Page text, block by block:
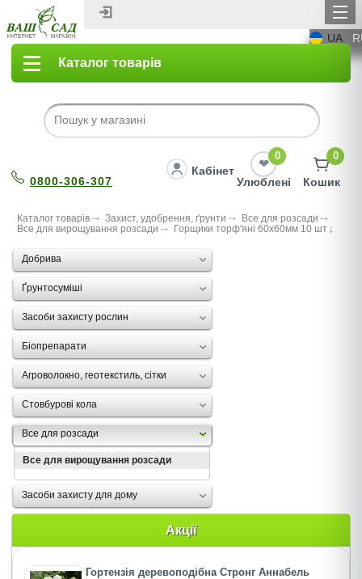
UA
Каталог товарів
0800-306-307
Кабінет
0
Улюблені
0
Кошик
Каталог товарів Захист, удобрення, ґрунти
Все для розсади
Все для вирощування розсади
Горщики торф'яні 60х60мм 10 шт
Добрива
Ґрунтосуміші
Засоби захисту рослин
Біопрепарати
Агроволокно, геотекстиль, сітки
Стовбурові кола
Все для розсади
Все для вирощування розсади
Засоби захисту для дому
Акції
Гортензія деревоподібна Стронг Аннабель